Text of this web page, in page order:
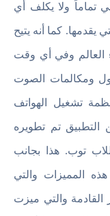
تماماً ولا يكلف أي
يقدمها. كما أنه يتيح
العالم وفي أي وقت
ومكالمات الصوت
تشغيل الهواتف
التطبيق تم تطويره
توب. هذا بجانب
المميزات والتي
والتي ميزت